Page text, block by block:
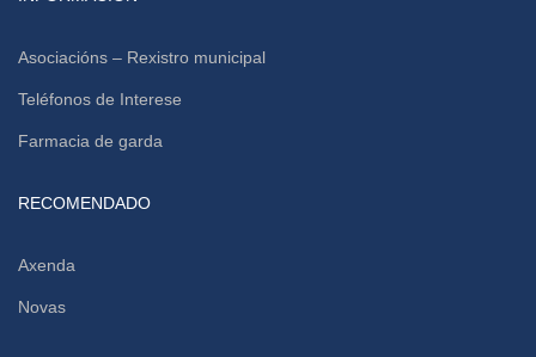
Asociacións – Rexistro municipal
Teléfonos de Interese
Farmacia de garda
RECOMENDADO
Axenda
Novas